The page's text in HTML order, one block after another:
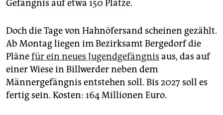
Gefängnis auf etwa 150 Plätze.
Doch die Tage von Hahnöfersand scheinen gezählt.
Ab Montag liegen im Bezirksamt Bergedorf die
Plänefür ein neues Jugendgefängnis aus, das auf
einer Wiese in Billwerder neben dem
Männergefängnis entstehen soll. Bis 2027 soll es
fertig sein. Kosten: 164 Millionen Euro.